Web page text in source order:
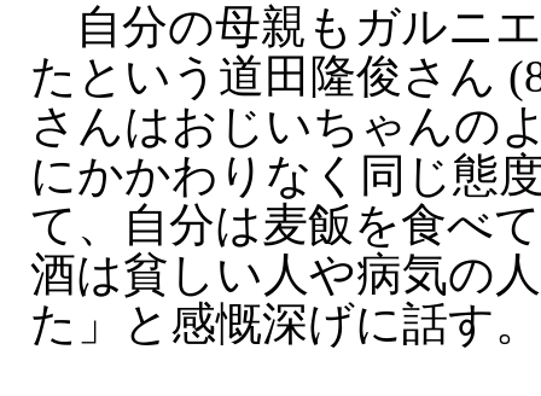
自分の母親もガルニ
たという道田隆俊さん
さんはおじいちゃんの
にかかわりなく同じ態
て、自分は麦飯を食べ
酒は貧しい人や病気の
た」と感慨深げに話す。